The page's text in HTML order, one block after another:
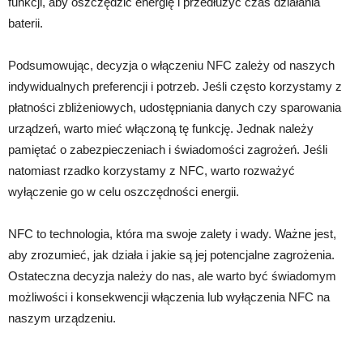
baterii.
Podsumowując, decyzja o włączeniu NFC zależy od naszych
indywidualnych preferencji i potrzeb. Jeśli często korzystamy z
płatności zbliżeniowych, udostępniania danych czy sparowania
urządzeń, warto mieć włączoną tę funkcję. Jednak należy
pamiętać o zabezpieczeniach i świadomości zagrożeń. Jeśli
natomiast rzadko korzystamy z NFC, warto rozważyć
wyłączenie go w celu oszczędności energii.
NFC to technologia, która ma swoje zalety i wady. Ważne jest,
aby zrozumieć, jak działa i jakie są jej potencjalne zagrożenia.
Ostateczna decyzja należy do nas, ale warto być świadomym
możliwości i konsekwencji włączenia lub wyłączenia NFC na
naszym urządzeniu.